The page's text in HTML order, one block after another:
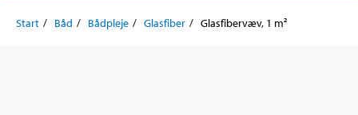
Start Båd Bådpleje Glasfiber Glasfibervæv, 1 m²